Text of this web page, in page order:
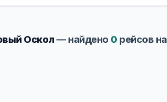
Оскол — найдено 0 рейсов на